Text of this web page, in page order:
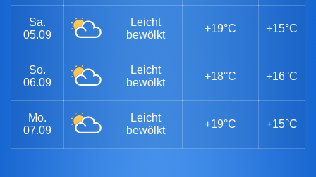
Sa.
05.09
Leicht
bewölkt
+19°C +15°C
So.
06.09
Leicht
bewölkt
+18°C +16°C
Mo.
07.09
Leicht
bewölkt
+19°C +15°C